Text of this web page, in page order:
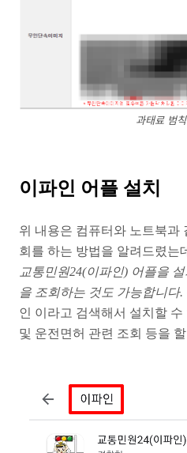
과태료 범
이파인 어플 설치
위 내용은 컴퓨터와 노트북과
회를 하는 방법을 알려드렸는
교통민원24(이파인) 어플을
을 조회하는 것도 가능합니다.
인 이라고 검색해서 설치할
및 운전면허 관련 조회 등을